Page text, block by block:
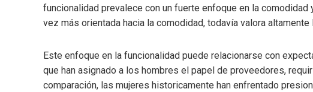
funcionalidad prevalece con un fuerte enfoque en la comodidad
vez más orientada hacia la comodidad, todavía valora
Este enfoque en la funcionalidad puede relacionarse con
que han asignado a los hombres el papel de proveedores,
comparación, las mujeres historicamente han enfrentado